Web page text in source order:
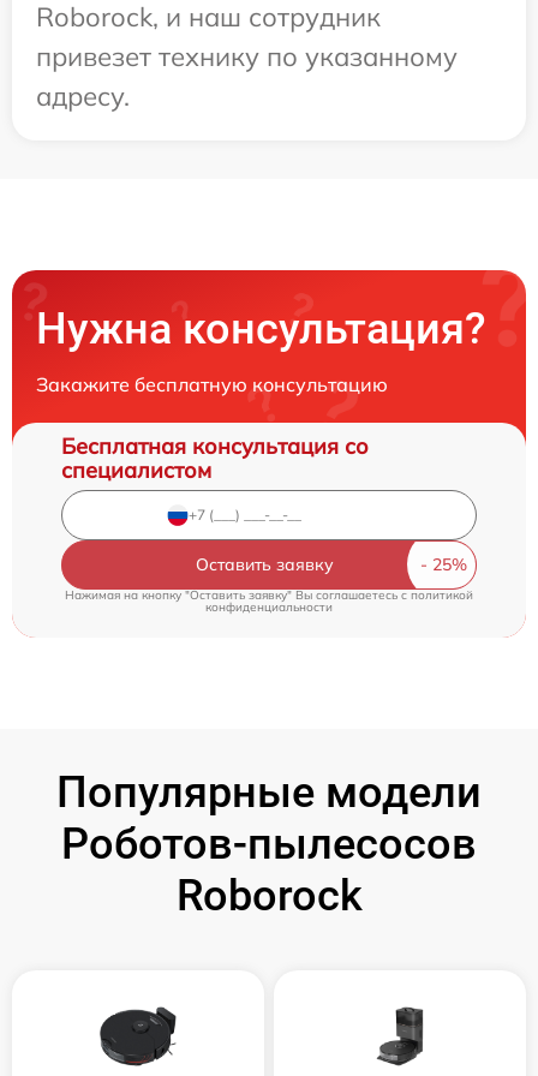
Roborock, и наш сотрудник
привезет технику по указанному
адресу.
Нужна консультация?
Закажите бесплатную консультацию
Бесплатная консультация со
специалистом
Оставить заявку
Нажимая на кнопку "Оставить заявку" Вы соглашаетесь cполитикой
конфиденциальности
Популярные модели
Роботов-пылесосов
Roborock